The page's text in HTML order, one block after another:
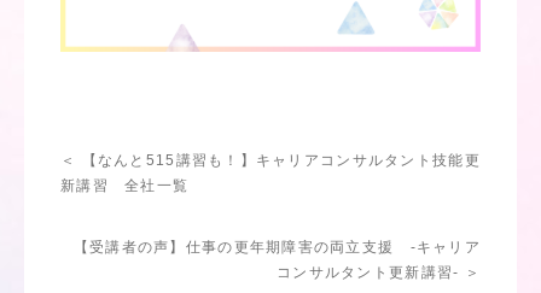
＜ 【なんと515講習も！】キャリアコンサルタント技能更
新講習 全社一覧
【受講者の声】仕事の更年期障害の両立支援 -キャリア
コンサルタント更新講習- ＞